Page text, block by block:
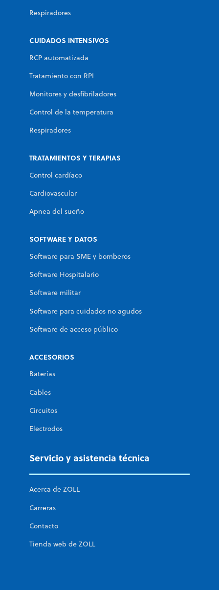
Respiradores
CUIDADOS INTENSIVOS
RCP automatizada
Tratamiento con RPI
Monitores y desfibriladores
Control de la temperatura
Respiradores
TRATAMIENTOS Y TERAPIAS
Control cardíaco
Cardiovascular
Apnea del sueño
SOFTWARE Y DATOS
Software para SME y bomberos
Software Hospitalario
Software militar
Software para cuidados no agudos
Software de acceso público
ACCESORIOS
Baterías
Cables
Circuitos
Electrodos
Servicio y asistencia técnica
Acerca de ZOLL
Carreras
Contacto
Tienda web de ZOLL